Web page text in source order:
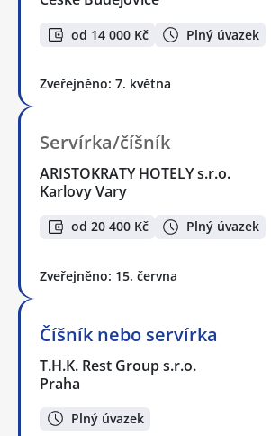
od 14 000 Kč Plný úvazek
Zveřejněno: 7. května
Servírka/číšník
ARISTOKRATY HOTELY s.r.o.
Karlovy Vary
od 20 400 Kč Plný úvazek
Zveřejněno: 15. června
Číšník nebo servírka
T.H.K. Rest Group s.r.o.
Praha
Plný úvazek